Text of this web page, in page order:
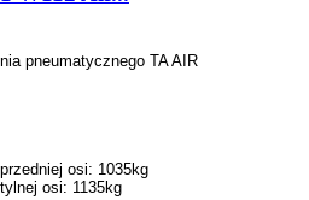
pneumatycznego TA AIR
osi: 1035kg
osi: 1135kg